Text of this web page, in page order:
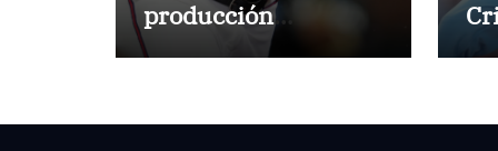
producción
jonronera